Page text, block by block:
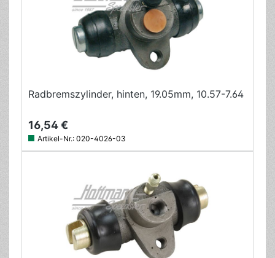
Radbremszylinder, hinten, 19.05mm, 10.57-7.64
16,54 €
Artikel-Nr.: 020-4026-03